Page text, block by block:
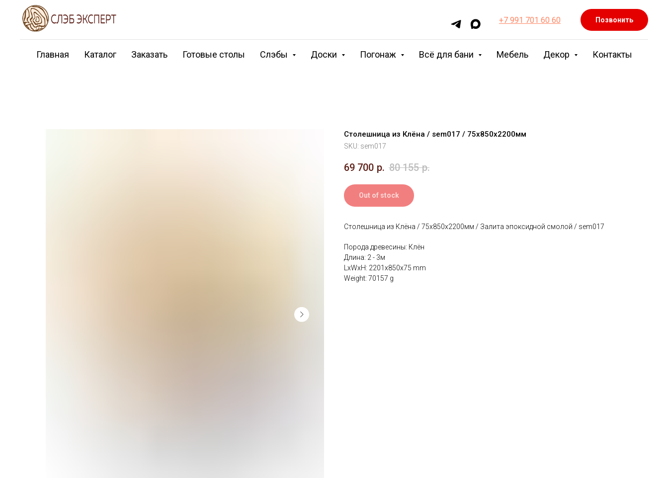
+7 991 701 60 60 Позвонить
Главная Каталог Заказать Готовые столы Слэбы Доски Погонаж Всё для бани Мебель Декор Контакты
Столешница из Клёна / sem017 / 75х850х2200мм
SKU: sem017
69 700 р. 80 155 р.
Out of stock
Столешница из Клёна / 75х850х2200мм / Залита эпоксидной смолой / sem017
Порода древесины: Клён
Длина: 2 - 3м
LxWxH: 2201x850x75 mm
Weight: 70157 g